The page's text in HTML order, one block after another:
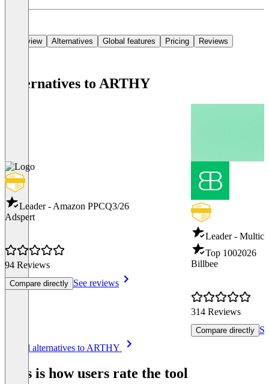
Overview Alternatives Global features Pricing Reviews
Alternatives to ARTHY
Leader - Amazon PPCQ3/26
Adspert
94 Reviews
Compare directly See reviews
Leader -
Top 1002026
Billbee
314 Reviews
Compare directly
See all alternatives to ARTHY
This is how users rate the tool